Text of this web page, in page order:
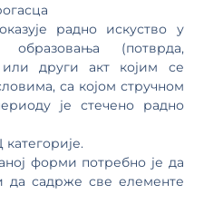
радно искуство у
образовања (потврда,
други акт којим се
са којом стручном
је стечено радно
форми потребно је да
да садрже све елементе